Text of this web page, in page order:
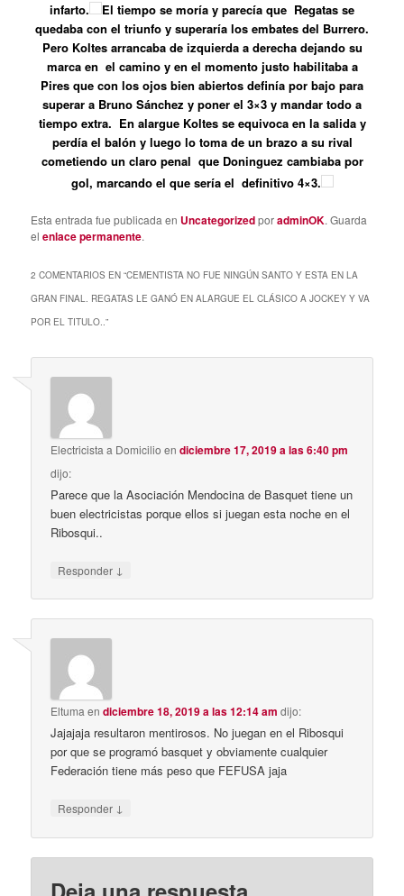
infarto.
El tiempo se moría y parecía que Regatas se
quedaba con el triunfo y superaría los embates del Burrero.
Pero Koltes arrancaba de izquierda a derecha dejando su
marca en el camino y en el momento justo habilitaba a
Pires que con los ojos bien abiertos definía por bajo para
superar a Bruno Sánchez y poner el 3×3 y mandar todo a
tiempo extra. En alargue Koltes se equivoca en la salida y
perdía el balón y luego lo toma de un brazo a su rival
cometiendo un claro penal que Doninguez cambiaba por
gol, marcando el que sería el definitivo 4×3.
Esta entrada fue publicada en UncategorizedporadminOK. Guarda
elenlace permanente.
2 COMENTARIOS EN “CEMENTISTA NO FUE NINGÚN SANTO Y ESTA EN LA
GRAN FINAL. REGATAS LE GANÓ EN ALARGUE EL CLÁSICO A JOCKEY Y VA
POR EL TITULO..”
Electricista a Domicilio endiciembre 17, 2019 a las 6:40 pm
dijo:
Parece que la Asociación Mendocina de Basquet tiene un
buen electricistas porque ellos si juegan esta noche en el
Ribosqui..
Responder ↓
Eltuma endiciembre 18, 2019 a las 12:14 am dijo:
Jajajaja resultaron mentirosos. No juegan en el Ribosqui
por que se programó basquet y obviamente cualquier
Federación tiene más peso que FEFUSA jaja
Responder ↓